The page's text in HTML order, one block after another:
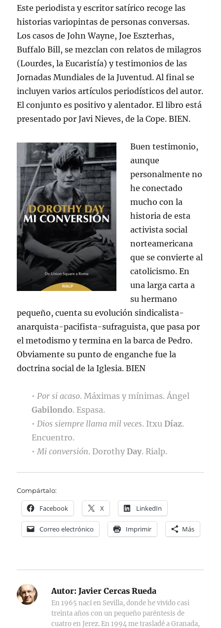
Este periodista y escritor satírico recoge las
historias variopintas de personas conversas.
Los casos de John Wayne, Joe Eszterhas,
Buffalo Bill, se mezclan con relatos de milagros
(Lourdes, la Eucaristía) y testimonios de las
Jornadas Mundiales de la Juventud. Al final se
incluyen varios artículos periodísticos del autor.
El conjunto es positivo y alentador. El libro está
presentado por Javi Nieves, de la Cope. BIEN.
Buen testimonio,
aunque
personalmente no
he conectado
mucho con la
historia de esta
activista social
norteamericana
que se convierte al
catolicismo. En
una larga carta a
su hermano
pequeño, cuenta su evolución sindicalista-
anarquista-pacifista-sufraguista, que pasa por
el metodismo y termina en la barca de Pedro.
Obviamente su punto de enganche fue la
doctrina social de la Iglesia. BIEN
•Por si acaso. Máximas y mínimas. Ángel
Gabilondo. Espasa.
•Dios siempre llama mil veces. ItxuDíaz.
Encuentro.
•Mi conversión. DorothyDay. Rialp.
Compártalo:
Facebook X LinkedIn
Correo electrónico Imprimir Más
Autor: Javier Cercas Rueda
En 1965 nací en Sevilla, donde he vivido casi
treinta años con un pequeño paréntesis de
cuatro en Jerez. En 1994 me trasladé a Granada,